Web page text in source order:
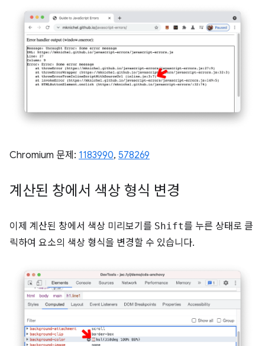
Chromium 문제: 1183990, ​​ 578269
계산된 창에서 색상 형식 변경
이제 계산된 창에서 색상 미리보기를 Shift를 누른 상태로 클
릭하여 요소의 색상 형식을 변경할 수 있습니다.